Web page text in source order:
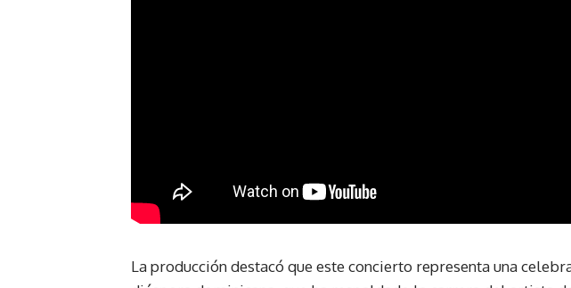
La producción destacó que este concierto representa una